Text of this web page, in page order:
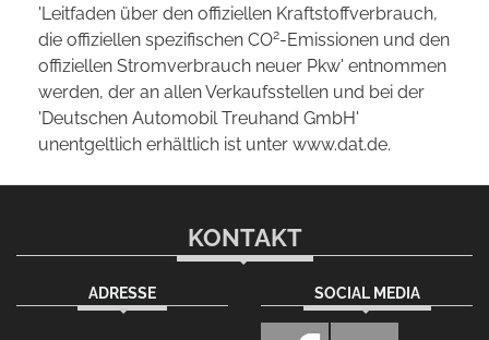
'Leitfaden über den offiziellen Kraftstoffverbrauch,
die offiziellen spezifischen CO2-Emissionen und den
offiziellen Stromverbrauch neuer Pkw' entnommen
werden, der an allen Verkaufsstellen und bei der
'Deutschen Automobil Treuhand GmbH'
unentgeltlich erhältlich ist unter www.dat.de.
KONTAKT
ADRESSE SOCIAL MEDIA